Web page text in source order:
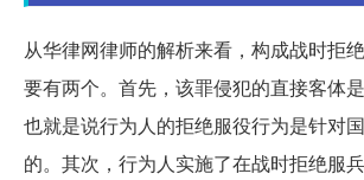
从华律网律师的解析来看，构成战时拒
要有两个。首先，该罪侵犯的直接客体
也就是说行为人的拒绝服役行为是针对
的。其次，行为人实施了在战时拒绝服